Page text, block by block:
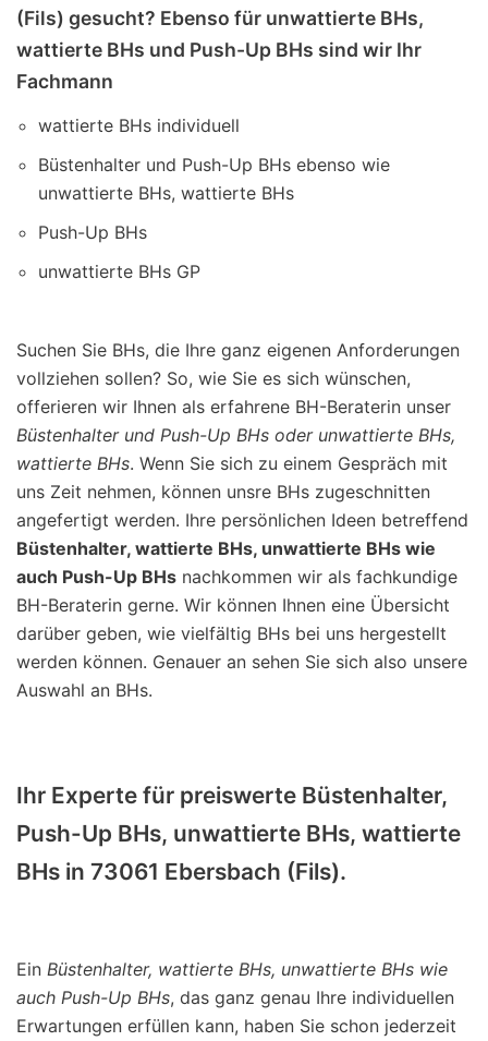
(Fils) gesucht? Ebenso für unwattierte BHs,
wattierte BHs und Push-Up BHs sind wir Ihr
Fachmann
wattierte BHs individuell
Büstenhalter und Push-Up BHs ebenso wie
unwattierte BHs, wattierte BHs
Push-Up BHs
unwattierte BHs GP
Suchen Sie BHs, die Ihre ganz eigenen Anforderungen
vollziehen sollen? So, wie Sie es sich wünschen,
offerieren wir Ihnen als erfahrene BH-Beraterin unser
Büstenhalter und Push-Up BHs oder unwattierte BHs,
wattierte BHs. Wenn Sie sich zu einem Gespräch mit
uns Zeit nehmen, können unsre BHs zugeschnitten
angefertigt werden. Ihre persönlichen Ideen betreffend
Büstenhalter, wattierte BHs, unwattierte BHs wie
auch Push-Up BHs nachkommen wir als fachkundige
BH-Beraterin gerne. Wir können Ihnen eine Übersicht
darüber geben, wie vielfältig BHs bei uns hergestellt
werden können. Genauer an sehen Sie sich also unsere
Auswahl an BHs.
Ihr Experte für preiswerte Büstenhalter,
Push-Up BHs, unwattierte BHs, wattierte
BHs in 73061 Ebersbach (Fils).
Ein Büstenhalter, wattierte BHs, unwattierte BHs wie
auch Push-Up BHs, das ganz genau Ihre individuellen
Erwartungen erfüllen kann, haben Sie schon jederzeit